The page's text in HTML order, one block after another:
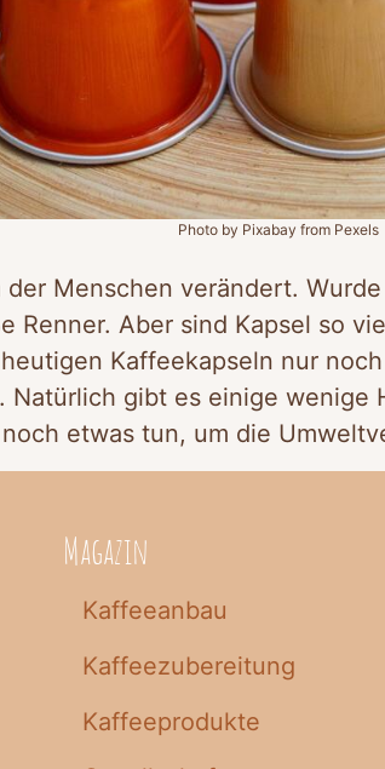
Photo by Pixabay from Pexels
Menschen verändert.
Aber sind Kapsel so
Kaffeekapseln nur
gibt es einige
etwas tun, um die
Magazin
Kaffeeanbau
Kaffeezubereitung
Kaffeeprodukte